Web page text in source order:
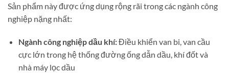
Sản phẩm này được ứng dụng rộng rãi trong các ngành công
nghiệp nặng nhất:
Ngành công nghiệp dầu khí:Điều khiển van bi, van cầu
cực lớn trong hệ thống đường ống dẫn dầu, khí đốt và
nhà máy lọc dầu